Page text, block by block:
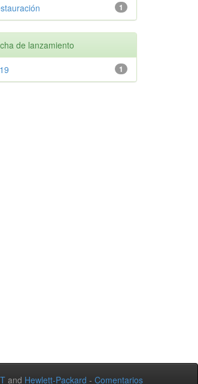
1
de lanzamiento
1
and Hewlett-Packard - Comentarios